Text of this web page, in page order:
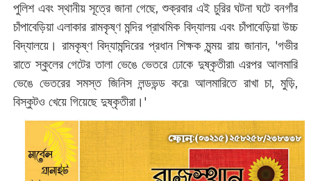
পুলিশ এবং স্থানীয় সূত্রে জানা গেছে, শুক্রবার এই চুরির ঘটনা ঘটে বনগাঁর
চাঁপাবেড়িয়া এলাকার রামকৃষ্ণ মন্দির প্রাথমিক বিদ্যালয় এবং চাঁপাবেড়িয়া উচ্চ
বিদ্যালয়ে। রামকৃষ্ণ বিদ্যামন্দিরের প্রধান শিক্ষক মৃন্ময় রায় জানান, 'গভীর
রাতে স্কুলের গেটের তালা ভেঙে ভেতরে ঢোকে দুষ্কৃতীরা৷ এরপর আলমারি
ভেঙে ভেতরের সমস্ত জিনিস লন্ডভন্ড করে৷ আলমারিতে রাখা চা, মুড়ি,
বিস্কুটও খেয়ে গিয়েছে দুষ্কৃতীরা।'‌